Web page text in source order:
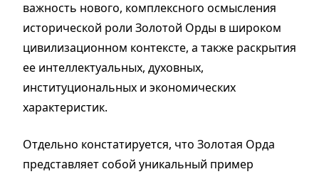
важность нового, комплексного осмысления
исторической роли Золотой Орды в широком
цивилизационном контексте, а также раскрытия
ее интеллектуальных, духовных,
институциональных и экономических
характеристик.
Отдельно констатируется, что Золотая Орда
представляет собой уникальный пример